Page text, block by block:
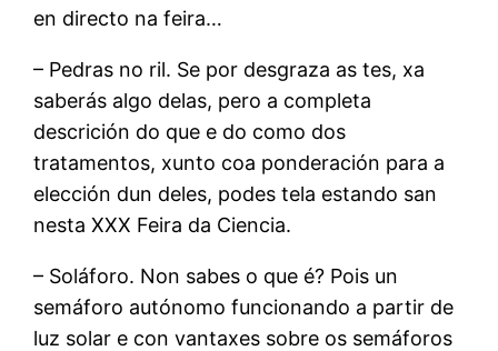
en directo na feira…
– Pedras no ril. Se por desgraza as tes, xa
saberás algo delas, pero a completa
descrición do que e do como dos
tratamentos, xunto coa ponderación para a
elección dun deles, podes tela estando san
nesta XXX Feira da Ciencia.
– Soláforo. Non sabes o que é? Pois un
semáforo autónomo funcionando a partir de
luz solar e con vantaxes sobre os semáforos